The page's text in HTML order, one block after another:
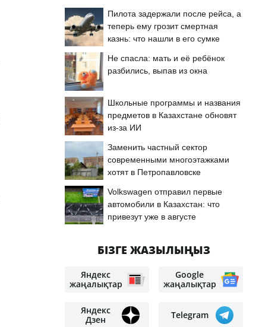
Пилота задержали после рейса, а
теперь ему грозит смертная
казнь: что нашли в его сумке
Не спасла: мать и её ребёнок
разбились, выпав из окна
Школьные программы и названия
предметов в Казахстане обновят
из-за ИИ
Заменить частный сектор
современными многоэтажками
хотят в Петропавловске
Volkswagen отправил первые
автомобили в Казахстан: что
привезут уже в августе
БІЗГЕ ЖАЗЫЛЫҢЫЗ
Яндекс
жаңалықтар
Google
жаңалықтар
Яндекс
Дзен
Telegram